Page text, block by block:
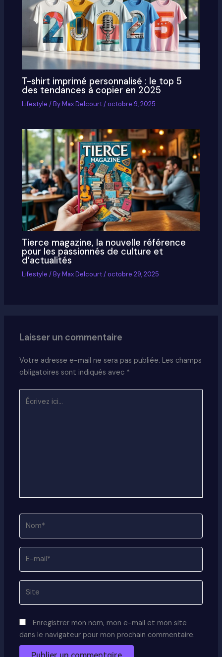
T-shirt imprimé personnalisé : le top 5
des tendances à copier en 2025
Lifestyle / ByMax Delcourt/octobre 9, 2025
Tierce magazine, la nouvelle référence
pour les passionnés de culture et
d’actualités
Lifestyle / ByMax Delcourt/octobre 29, 2025
Laisser un commentaire
Votre adresse e-mail ne sera pas publiée. Les champs
obligatoires sont indiqués avec *
ici…
Nom*
E-
mail*
Site
Enregistrer mon nom, mon e-mail et mon site
dans le navigateur pour mon prochain commentaire.